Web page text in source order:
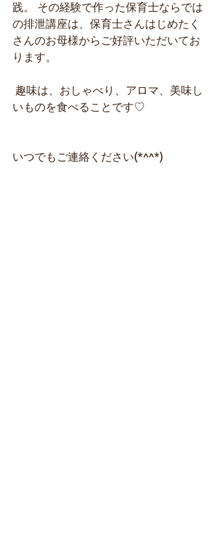
践。 その経験で作った保育士ならでは
の排泄講座は、保育士さんはじめたく
さんのお母様からご好評いただいてお
ります。
いものを食べることです♡
いつでもご連絡ください(*^^*)